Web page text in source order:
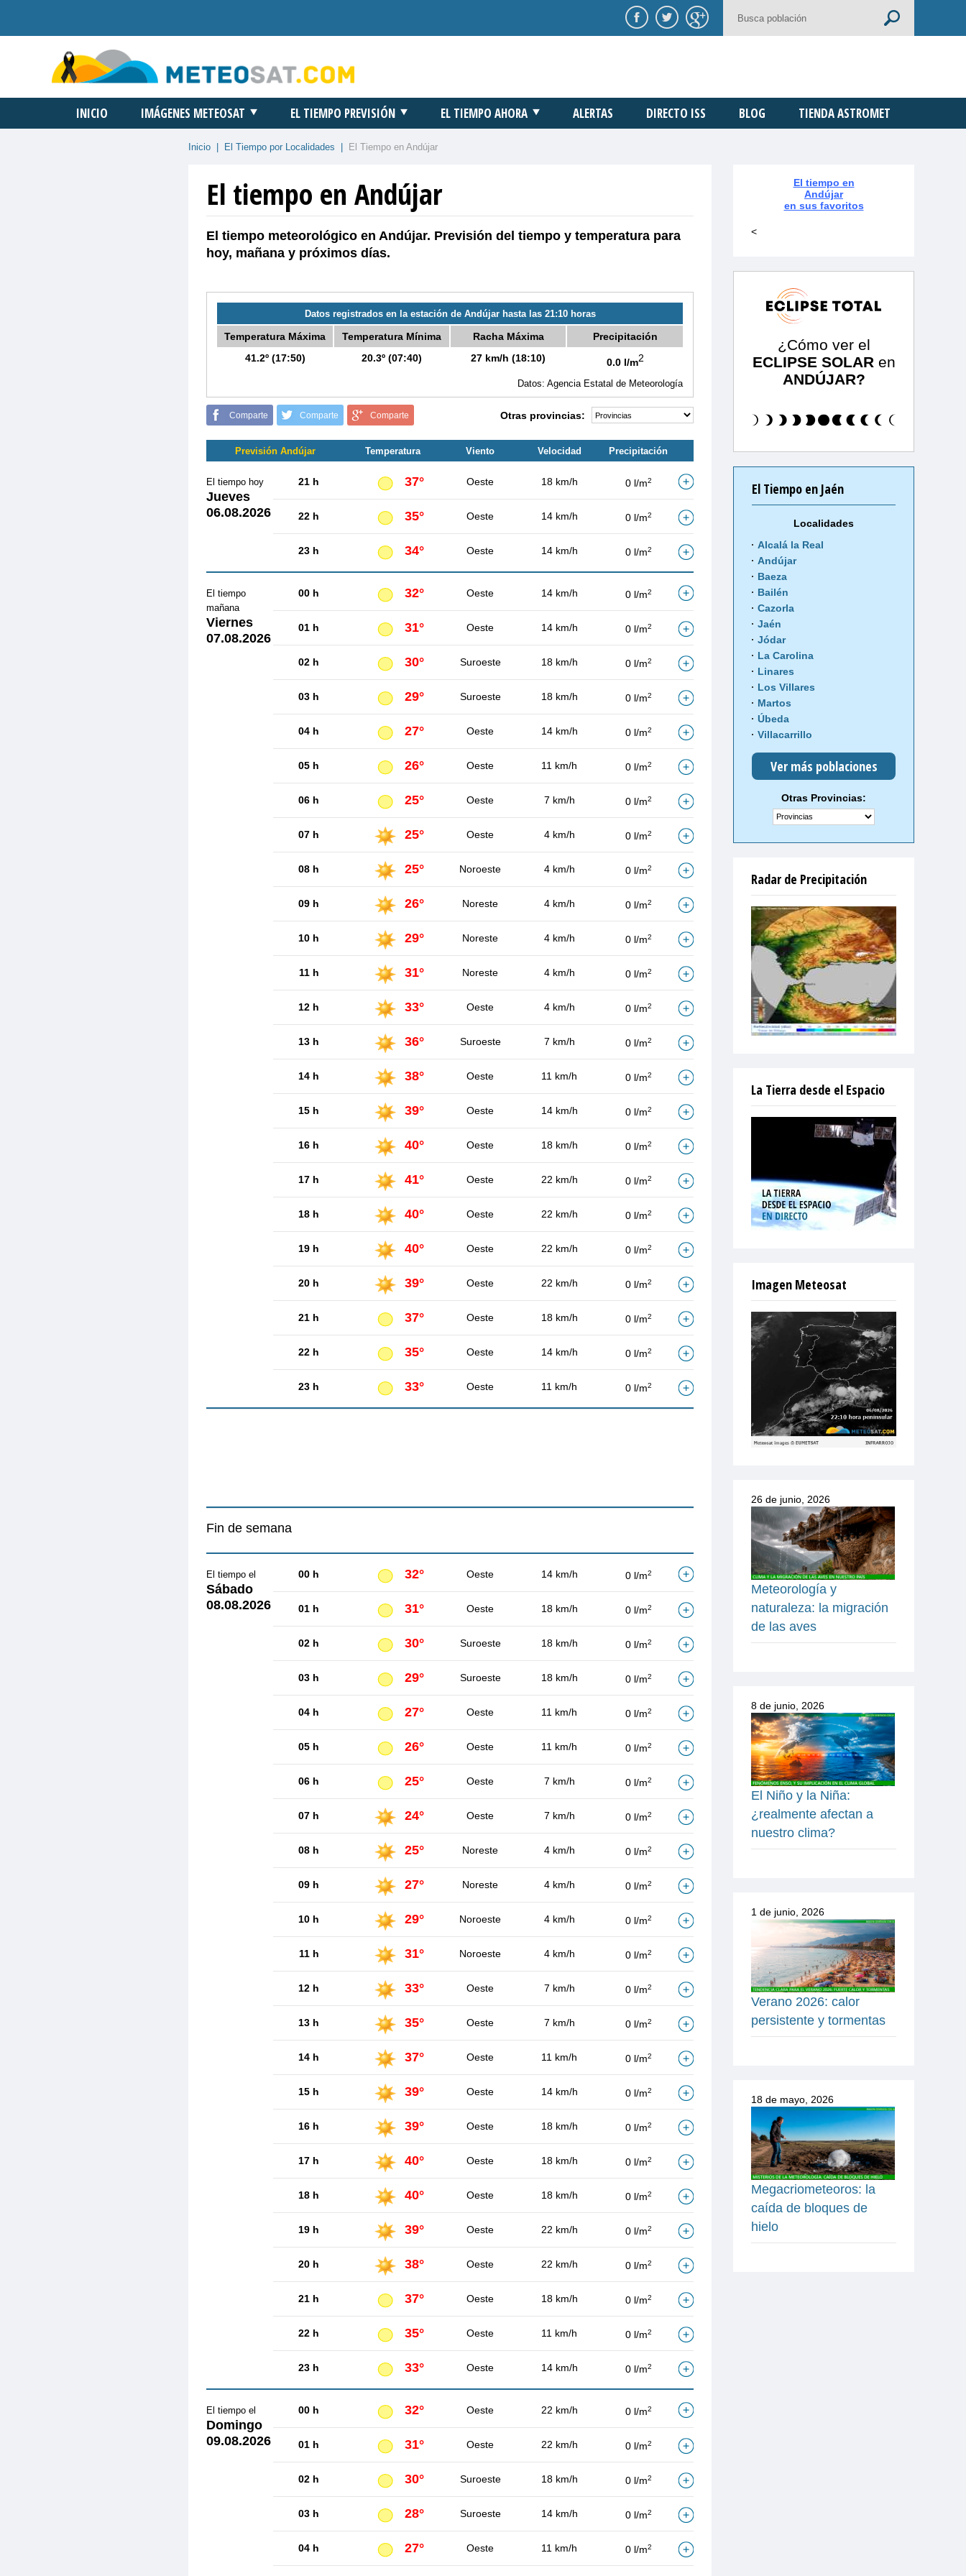
INICIO IMÁGENES METEOSAT EL TIEMPO PREVISIÓN EL TIEMPO AHORA ALERTAS DIRECTO ISS BLOG TIENDA ASTROMET
Inicio El Tiempo por Localidades El Tiempo en Andújar
El tiempo en Andújar
El tiempo meteorológico en Andújar. Previsión del tiempo y temperatura para
hoy, mañana y próximos días.
Datos registrados en la estación de Andújar hasta las 21:10 horas
Temperatura Máxima
41.2º (17:50)
Temperatura Mínima
20.3º (07:40)
Racha Máxima
27 km/h (18:10)
Precipitación
0.0 l/m2
Datos: Agencia Estatal de Meteorología
Comparte Comparte Comparte Otras provincias:
Previsión Andújar Temperatura Viento Velocidad Precipitación
El tiempo hoy
Jueves
06.08.2026
21 h 37° Oeste 18 km/h 0 l/m2
22 h 35° Oeste 14 km/h 0 l/m2
23 h 34° Oeste 14 km/h 0 l/m2
El tiempo
mañana
Viernes
07.08.2026
00 h 32° Oeste 14 km/h 0 l/m2
01 h 31° Oeste 14 km/h 0 l/m2
02 h 30° Suroeste 18 km/h 0 l/m2
03 h 29° Suroeste 18 km/h 0 l/m2
04 h 27° Oeste 14 km/h 0 l/m2
05 h 26° Oeste 11 km/h 0 l/m2
06 h 25° Oeste 7 km/h 0 l/m2
07 h 25° Oeste 4 km/h 0 l/m2
08 h 25° Noroeste 4 km/h 0 l/m2
09 h 26° Noreste 4 km/h 0 l/m2
10 h 29° Noreste 4 km/h 0 l/m2
11 h 31° Noreste 4 km/h 0 l/m2
12 h 33° Oeste 4 km/h 0 l/m2
13 h 36° Suroeste 7 km/h 0 l/m2
14 h 38° Oeste 11 km/h 0 l/m2
15 h 39° Oeste 14 km/h 0 l/m2
16 h 40° Oeste 18 km/h 0 l/m2
17 h 41° Oeste 22 km/h 0 l/m2
18 h 40° Oeste 22 km/h 0 l/m2
19 h 40° Oeste 22 km/h 0 l/m2
20 h 39° Oeste 22 km/h 0 l/m2
21 h 37° Oeste 18 km/h 0 l/m2
22 h 35° Oeste 14 km/h 0 l/m2
23 h 33° Oeste 11 km/h 0 l/m2
Fin de semana
El tiempo el
Sábado
08.08.2026
00 h 32° Oeste 14 km/h 0 l/m2
01 h 31° Oeste 18 km/h 0 l/m2
02 h 30° Suroeste 18 km/h 0 l/m2
03 h 29° Suroeste 18 km/h 0 l/m2
04 h 27° Oeste 11 km/h 0 l/m2
05 h 26° Oeste 11 km/h 0 l/m2
06 h 25° Oeste 7 km/h 0 l/m2
07 h 24° Oeste 7 km/h 0 l/m2
08 h 25° Noreste 4 km/h 0 l/m2
09 h 27° Noreste 4 km/h 0 l/m2
10 h 29° Noroeste 4 km/h 0 l/m2
11 h 31° Noroeste 4 km/h 0 l/m2
12 h 33° Oeste 7 km/h 0 l/m2
13 h 35° Oeste 7 km/h 0 l/m2
14 h 37° Oeste 11 km/h 0 l/m2
15 h 39° Oeste 14 km/h 0 l/m2
16 h 39° Oeste 18 km/h 0 l/m2
17 h 40° Oeste 18 km/h 0 l/m2
18 h 40° Oeste 18 km/h 0 l/m2
19 h 39° Oeste 22 km/h 0 l/m2
20 h 38° Oeste 22 km/h 0 l/m2
21 h 37° Oeste 18 km/h 0 l/m2
22 h 35° Oeste 11 km/h 0 l/m2
23 h 33° Oeste 14 km/h 0 l/m2
El tiempo el
Domingo
09.08.2026
00 h 32° Oeste 22 km/h 0 l/m2
01 h 31° Oeste 22 km/h 0 l/m2
02 h 30° Suroeste 18 km/h 0 l/m2
03 h 28° Suroeste 14 km/h 0 l/m2
04 h 27° Oeste 11 km/h 0 l/m2
El tiempo en
Andújar
en sus favoritos
<
¿Cómo ver el
ECLIPSE SOLAR en
ANDÚJAR?
El Tiempo en Jaén
Localidades
Alcalá la Real
Andújar
Baeza
Bailén
Cazorla
Jaén
Jódar
La Carolina
Linares
Los Villares
Martos
Úbeda
Villacarrillo
Ver más poblaciones
Otras Provincias:
Radar de Precipitación
La Tierra desde el Espacio
Imagen Meteosat
26 de junio, 2026
Meteorología y
naturaleza: la migración
de las aves
8 de junio, 2026
El Niño y la Niña:
¿realmente afectan a
nuestro clima?
1 de junio, 2026
Verano 2026: calor
persistente y tormentas
18 de mayo, 2026
Megacriometeoros: la
caída de bloques de
hielo